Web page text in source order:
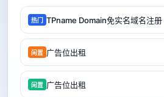
热门 TPname Domain免实名域名注册
闲置 广告位出租
闲置 广告位出租